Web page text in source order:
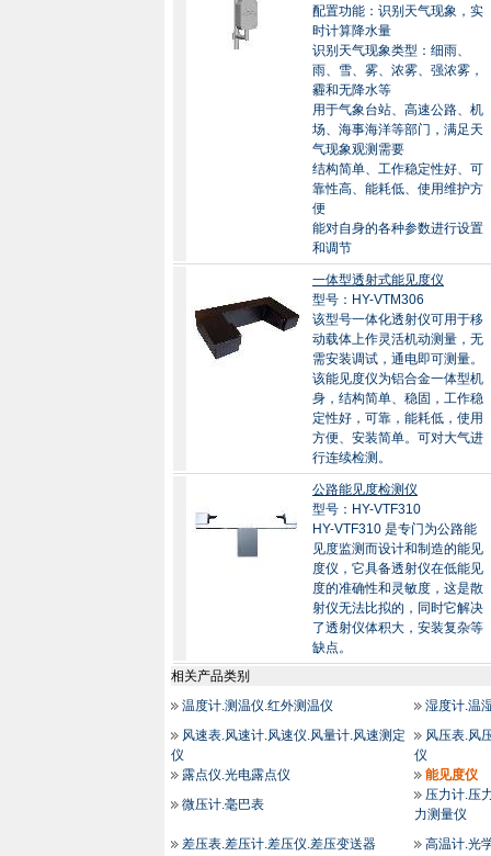
配置功能：识别天气现象，实
时计算降水量
识别天气现象类型：细雨、
雨、雪、雾、浓雾、强浓雾，
霾和无降水等
用于气象台站、高速公路、机
场、海事海洋等部门，满足天
气现象观测需要
结构简单、工作稳定性好、可
靠性高、能耗低、使用维护方
便
能对自身的各种参数进行设置
和调节
一体型透射式能见度仪
型号：HY-VTM306
该型号一体化透射仪可用于移
动载体上作灵活机动测量，无
需安装调试，通电即可测量。
该能见度仪为铝合金一体型机
身，结构简单、稳固，工作稳
定性好，可靠，能耗低，使用
方便、安装简单。可对大气进
行连续检测。
公路能见度检测仪
型号：HY-VTF310
HY-VTF310 是专门为公路能
见度监测而设计和制造的能见
度仪，它具备透射仪在低能见
度的准确性和灵敏度，这是散
射仪无法比拟的，同时它解决
了透射仪体积大，安装复杂等
缺点。
相关产品类别
温度计.测温仪.红外测温仪
湿度计.温
风速表.风速计.风速仪.风量计.风速测定
仪
风压表.风
仪
露点仪.光电露点仪
能见度仪
微压计.毫巴表
压力计.压
力测量仪
差压表.差压计.差压仪.差压变送器
高温计.光